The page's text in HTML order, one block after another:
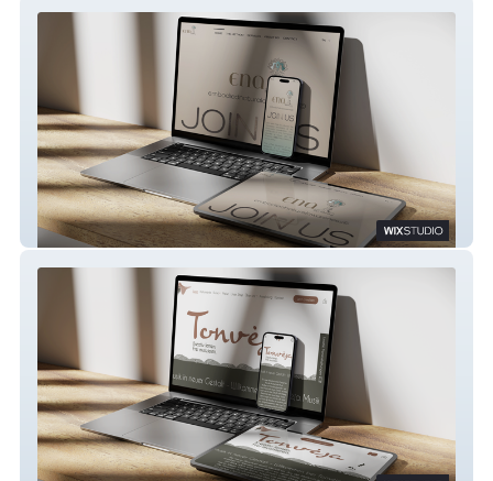
ENAsyndesi